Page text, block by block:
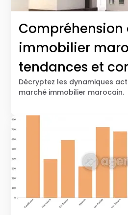
immobilier
tendances et
Décryptez les dynamiques
marché immobilier marocain.